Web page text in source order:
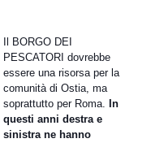
Il BORGO DEI
PESCATORI dovrebbe
essere una risorsa per la
comunità di Ostia, ma
soprattutto per Roma. In
questi anni destra e
sinistra ne hanno